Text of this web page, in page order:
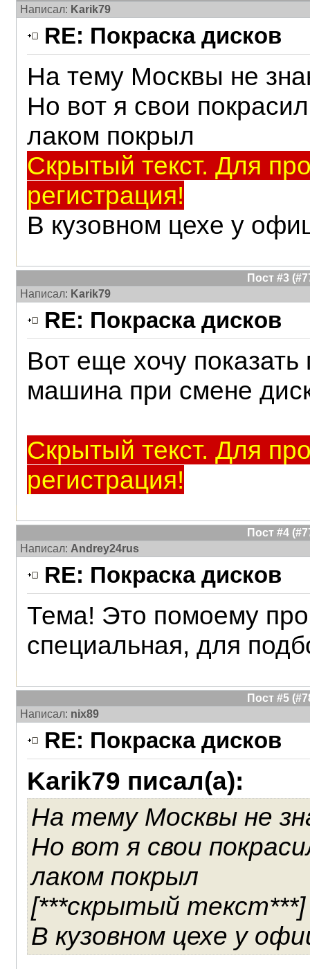
Написал: Karik79
RE: Покраска дисков
На тему Москвы не
Но вот я свои
лаком покрыл
Скрытый текст. Для
регистрация!
В кузовном цехе у
Пост #3
Написал: Karik79
RE: Покраска дисков
Вот еще хочу
машина при смене
Скрытый текст. Для
регистрация!
Пост #4
Написал: Andrey24rus
RE: Покраска дисков
Тема! Это помоему
специальная, для
Пост #5
Написал: nix89
RE: Покраска дисков
Karik79 писал(а):
На тему Москвы не
Но вот я свои
лаком покрыл
[***скрытый текст***]
В кузовном цехе у